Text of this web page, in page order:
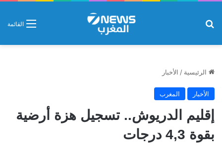
القائمة
الرئيسية / الأخبار
الأخبار المغرب
إقليم الدريوش.. تسجيل هزة أرضية
بقوة 4,3 درجات